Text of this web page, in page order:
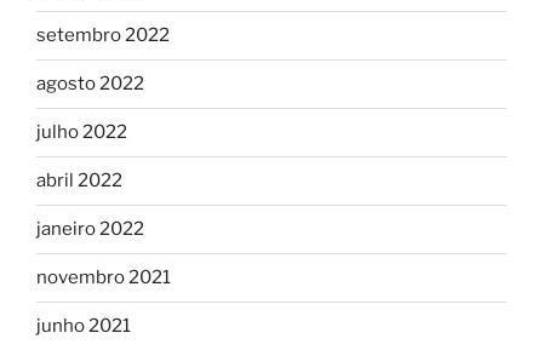
setembro 2022
agosto 2022
julho 2022
abril 2022
janeiro 2022
novembro 2021
junho 2021